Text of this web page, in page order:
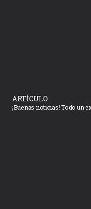
ARTÍCULO